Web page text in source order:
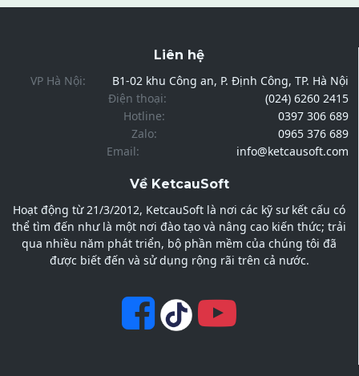
Liên hệ
VP Hà Nội:
B1-02 khu Công an, P. Định Công, TP. Hà Nội
Điện thoại:
(024) 6260 2415
Hotline:
0397 306 689
Zalo:
0965 376 689
Email:
info@ketcausoft.com
Về KetcauSoft
Hoạt động từ 21/3/2012, KetcauSoft là nơi các kỹ sư kết cấu có
thể tìm đến như là một nơi đào tạo và nâng cao kiến thức; trải
qua nhiều năm phát triển, bộ phần mềm của chúng tôi đã
được biết đến và sử dụng rộng rãi trên cả nước.